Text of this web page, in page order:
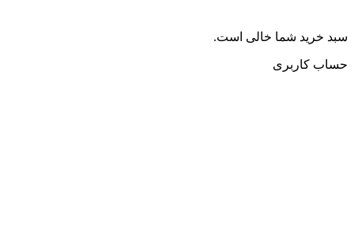
سبد خرید شما خالی است.
حساب کاربری